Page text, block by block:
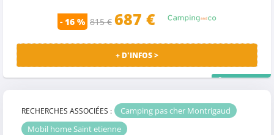
- 16 % 815 € 687 €
+ D'INFOS >
RECHERCHES ASSOCIÉES :
Camping pas cher Montrigaud
Mobil home Saint etienne